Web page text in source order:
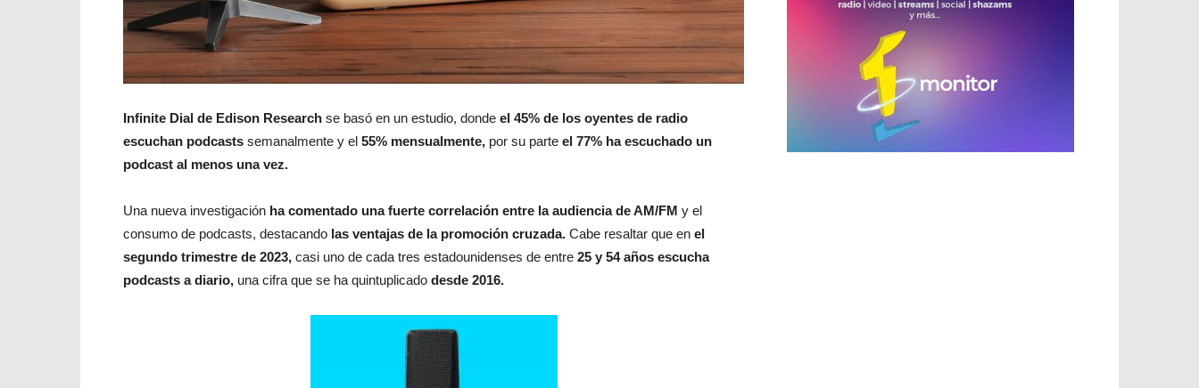
Infinite Dial de Edison Research se basó en un estudio, donde el 45% de los oyentes de radio
escuchan podcasts semanalmente y el 55% mensualmente, por su parte el 77% ha escuchado un
podcast al menos una vez.
Una nueva investigación ha comentado una fuerte correlación entre la audiencia de AM/FM y el
consumo de podcasts, destacando las ventajas de la promoción cruzada. Cabe resaltar que en el
segundo trimestre de 2023, casi uno de cada tres estadounidenses de entre 25 y 54 años escucha
podcasts a diario, una cifra que se ha quintuplicado desde 2016.